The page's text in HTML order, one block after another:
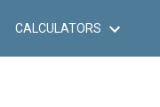
CALCULATORS